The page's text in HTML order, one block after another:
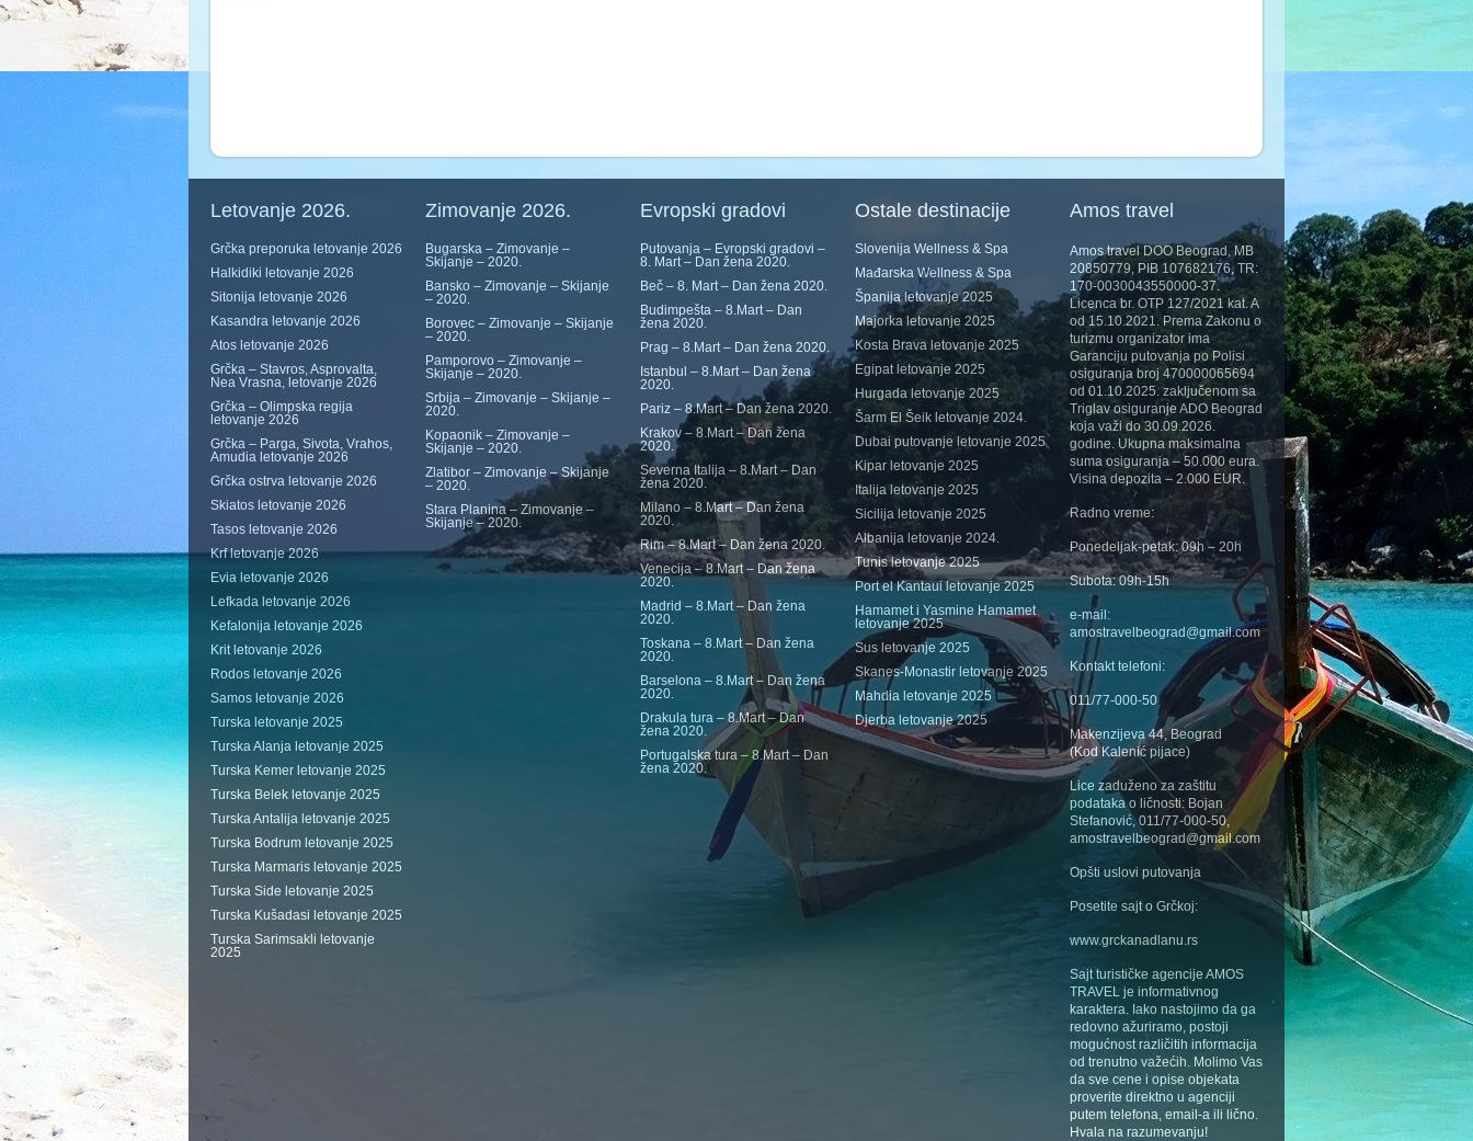
Letovanje 2026.
Grčka preporuka letovanje 2026
Halkidiki letovanje 2026
Sitonija letovanje 2026
Kasandra letovanje 2026
Atos letovanje 2026
Grčka – Stavros, Asprovalta,
Nea Vrasna, letovanje 2026
Grčka – Olimpska regija
letovanje 2026
Grčka – Parga, Sivota, Vrahos,
Amudia letovanje 2026
Grčka ostrva letovanje 2026
Skiatos letovanje 2026
Tasos letovanje 2026
Krf letovanje 2026
Evia letovanje 2026
Lefkada letovanje 2026
Kefalonija letovanje 2026
Krit letovanje 2026
Rodos letovanje 2026
Samos letovanje 2026
Turska letovanje 2025
Turska Alanja letovanje 2025
Turska Kemer letovanje 2025
Turska Belek letovanje 2025
Turska Antalija letovanje 2025
Turska Bodrum letovanje 2025
Turska Marmaris letovanje 2025
Turska Side letovanje 2025
Turska Kušadasi letovanje 2025
Turska Sarimsakli letovanje
2025
Zimovanje 2026.
Bugarska – Zimovanje –
Skijanje – 2020.
Bansko – Zimovanje – Skijanje
– 2020.
Borovec – Zimovanje – Skijanje
– 2020.
Pamporovo – Zimovanje –
Skijanje – 2020.
Srbija – Zimovanje – Skijanje –
2020.
Kopaonik – Zimovanje –
Skijanje – 2020.
Zlatibor – Zimovanje – Skijanje
– 2020.
Stara Planina – Zimovanje –
Skijanje – 2020.
Evropski gradovi
Putovanja – Evropski gradovi –
8. Mart – Dan žena 2020.
Beč – 8. Mart – Dan žena 2020.
Budimpešta – 8.Mart – Dan
žena 2020.
Prag – 8.Mart – Dan žena 2020.
Istanbul – 8.Mart – Dan žena
2020.
Pariz – 8.Mart – Dan žena 2020.
Krakov – 8.Mart – Dan žena
2020.
Severna Italija – 8.Mart – Dan
žena 2020.
Milano – 8.Mart – Dan žena
2020.
Rim – 8.Mart – Dan žena 2020.
Venecija – 8.Mart – Dan žena
2020.
Madrid – 8.Mart – Dan žena
2020.
Toskana – 8.Mart – Dan žena
2020.
Barselona – 8.Mart – Dan žena
2020.
Drakula tura – 8.Mart – Dan
žena 2020.
Portugalska tura – 8.Mart – Dan
žena 2020.
Ostale destinacije
Slovenija Wellness & Spa
Mađarska Wellness & Spa
Španija letovanje 2025
Majorka letovanje 2025
Kosta Brava letovanje 2025
Egipat letovanje 2025
Hurgada letovanje 2025
Šarm El Šeik letovanje 2024.
Dubai putovanje letovanje 2025
Kipar letovanje 2025
Italija letovanje 2025
Sicilija letovanje 2025
Albanija letovanje 2024.
Tunis letovanje 2025
Port el Kantaui letovanje 2025
Hamamet i Yasmine Hamamet
letovanje 2025
Sus letovanje 2025
Skanes-Monastir letovanje 2025
Mahdia letovanje 2025
Djerba letovanje 2025
Amos travel
Amos travel DOO Beograd, MB
20850779, PIB 107682176, TR:
170-0030043550000-37.
Licenca br. OTP 127/2021 kat. A
od 15.10.2021. Prema Zakonu o
turizmu organizator ima
Garanciju putovanja po Polisi
osiguranja broj 470000065694
od 01.10.2025. zaključenom sa
Triglav osiguranje ADO Beograd
koja važi do 30.09.2026.
godine. Ukupna maksimalna
suma osiguranja – 50.000 eura.
Visina depozita – 2.000 EUR.
Radno vreme:
Ponedeljak-petak: 09h – 20h
Subota: 09h-15h
e-mail:
amostravelbeograd@gmail.com
Kontakt telefoni:
011/77-000-50
Makenzijeva 44, Beograd
(Kod Kalenić pijace)
Lice zaduženo za zaštitu
podataka o ličnosti: Bojan
Stefanović, 011/77-000-50,
amostravelbeograd@gmail.com
Opšti uslovi putovanja
Posetite sajt o Grčkoj:
www.grckanadlanu.rs
Sajt turističke agencije AMOS
TRAVEL je informativnog
karaktera. Iako nastojimo da ga
redovno ažuriramo, postoji
mogućnost različitih informacija
od trenutno važećih. Molimo Vas
da sve cene i opise objekata
proverite direktno u agenciji
putem telefona, email-a ili lično.
Hvala na razumevanju!